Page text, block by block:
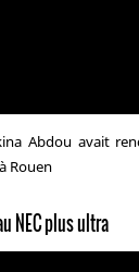
Abdou avait
Rouen
NEC plus ultra